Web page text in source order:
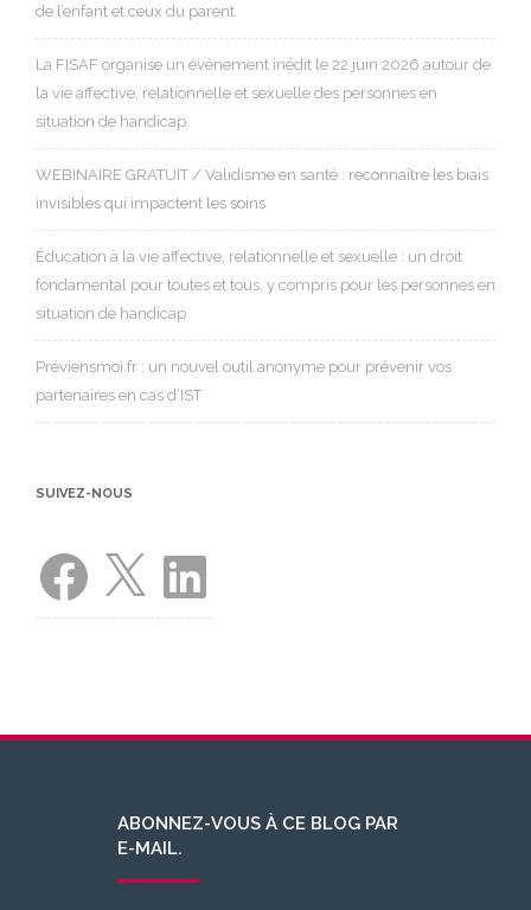
de l’enfant et ceux du parent
La FISAF organise un événement inédit le 22 juin 2026 autour de
la vie affective, relationnelle et sexuelle des personnes en
situation de handicap.
WEBINAIRE GRATUIT / Validisme en santé : reconnaître les biais
invisibles qui impactent les soins
Éducation à la vie affective, relationnelle et sexuelle : un droit
fondamental pour toutes et tous, y compris pour les personnes en
situation de handicap
Préviensmoi.fr : un nouvel outil anonyme pour prévenir vos
partenaires en cas d’IST
SUIVEZ-NOUS
Facebook LinkedIn
ABONNEZ-VOUS À CE BLOG PAR
E-MAIL.